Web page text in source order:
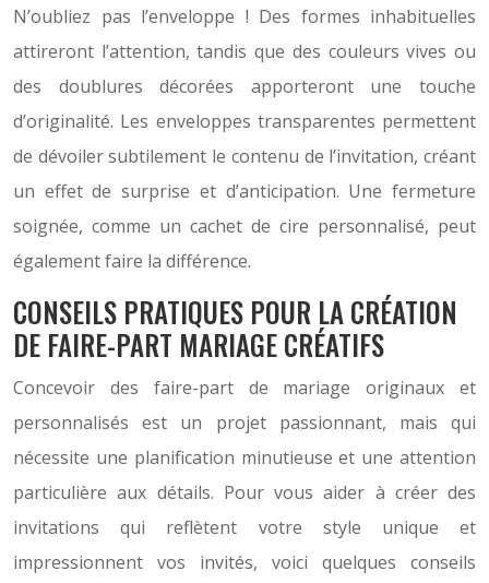
N’oubliez pas l’enveloppe ! Des formes inhabituelles
attireront l’attention, tandis que des couleurs vives ou
des doublures décorées apporteront une touche
d’originalité. Les enveloppes transparentes permettent
de dévoiler subtilement le contenu de l’invitation, créant
un effet de surprise et d’anticipation. Une fermeture
soignée, comme un cachet de cire personnalisé, peut
également faire la différence.
CONSEILS PRATIQUES POUR LA CRÉATION
DE FAIRE-PART MARIAGE CRÉATIFS
Concevoir des faire-part de mariage originaux et
personnalisés est un projet passionnant, mais qui
nécessite une planification minutieuse et une attention
particulière aux détails. Pour vous aider à créer des
invitations qui reflètent votre style unique et
impressionnent vos invités, voici quelques conseils